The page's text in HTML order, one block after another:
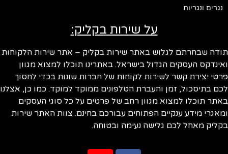
נגרים ונגריות
על שירות בקליק:
תודה שבחרתם לגלוש באתר שירות בקליק – אתר שירות הלקוחות
ואינדקס העסקים הגדול בישראל. באתרינו תוכלו למצוא מגוון
פרטי יצירת קשר לשירות לקוחות של חברות שונות בכדי לחסוך
לכם בתיסכול, זמן והעברת הטלפונים ממוקד למוקד. כמו כן, אצלנו
באתר תוכלו למצוא מגוון רחב של פרטים על כל סוגי העסקים
ומאגרי מידע ענקיים הפתוחים עבורכם בחינם. צוות האתר שירות
בקליק מאחל לכם גלישה נעימה ובטוחה.